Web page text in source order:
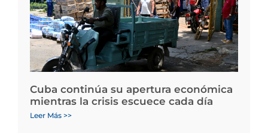
Cuba continúa su apertura económica
mientras la crisis escuece cada día
Leer Más >>